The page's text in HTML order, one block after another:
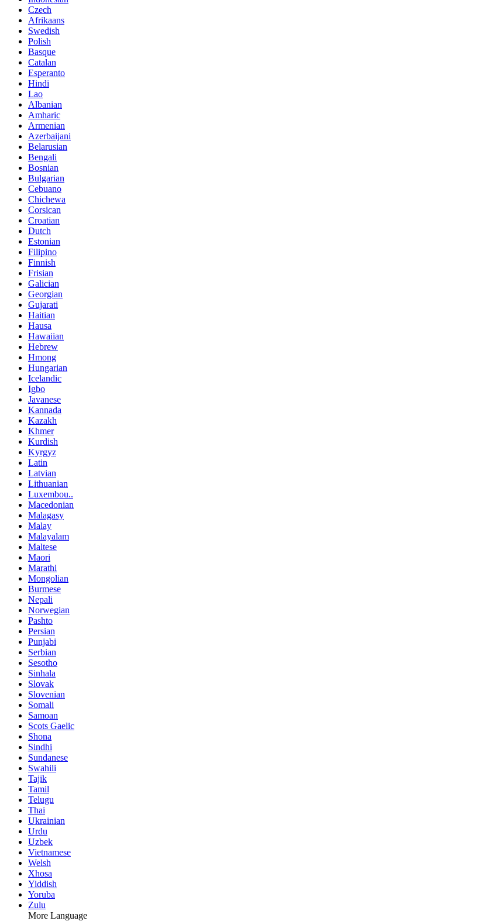
Czech
Afrikaans
Swedish
Polish
Basque
Catalan
Esperanto
Hindi
Lao
Albanian
Amharic
Armenian
Azerbaijani
Belarusian
Bengali
Bosnian
Bulgarian
Cebuano
Chichewa
Corsican
Croatian
Dutch
Estonian
Filipino
Finnish
Frisian
Galician
Georgian
Gujarati
Haitian
Hausa
Hawaiian
Hebrew
Hmong
Hungarian
Icelandic
Igbo
Javanese
Kannada
Kazakh
Khmer
Kurdish
Kyrgyz
Latin
Latvian
Lithuanian
Luxembou..
Macedonian
Malagasy
Malay
Malayalam
Maltese
Maori
Marathi
Mongolian
Burmese
Nepali
Norwegian
Pashto
Persian
Punjabi
Serbian
Sesotho
Sinhala
Slovak
Slovenian
Somali
Samoan
Scots Gaelic
Shona
Sindhi
Sundanese
Swahili
Tajik
Tamil
Telugu
Thai
Ukrainian
Urdu
Uzbek
Vietnamese
Welsh
Xhosa
Yiddish
Yoruba
Zulu
More Language